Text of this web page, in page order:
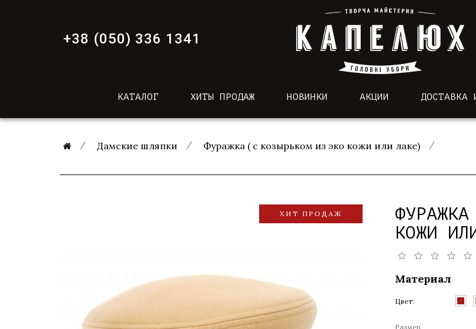
+38 (050) 336 1341
КАТАЛОГ ХИТЫ ПРОДАЖ НОВИНКИ АКЦИИ ДОСТАВКА
Дамские шляпки Фуражка ( с козырьком из эко кожи или лаке)
ХИТ ПРОДАЖ
КОЖИ
Материал
Цвет:
Размер